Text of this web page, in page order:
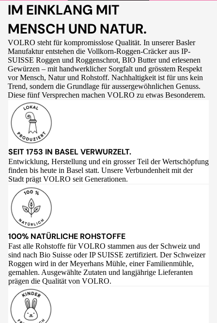
IM EINKLANG MIT
MENSCH UND NATUR.
VOLRO steht für kompromisslose Qualität. In unserer Basler
Manufaktur entstehen die Vollkorn-Roggen-Cräcker aus IP-
SUISSE Roggen und Roggenschrot, BIO Butter und erlesenen
Gewürzen – mit handwerklicher Sorgfalt und grösstem Respekt
vor Mensch, Natur und Rohstoff. Nachhaltigkeit ist für uns kein
Trend, sondern die Grundlage für aussergewöhnlichen Genuss.
Diese fünf Versprechen machen VOLRO zu etwas Besonderem.
SEIT 1753 IN BASEL VERWURZELT.
Entwicklung, Herstellung und ein grosser Teil der Wertschöpfung
finden bis heute in Basel statt. Unsere Verbundenheit mit der
Stadt prägt VOLRO seit Generationen.
100% NATÜRLICHE ROHSTOFFE
Fast alle Rohstoffe für VOLRO stammen aus der Schweiz und
sind nach Bio Suisse oder IP SUISSE zertifiziert. Der Schweizer
Roggen wird in der Meyerhans Mühle, einer Familienmühle,
gemahlen. Ausgewählte Zutaten und langjährige Lieferanten
prägen die Qualität von VOLRO.